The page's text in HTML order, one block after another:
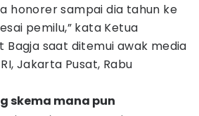
honorer sampai dia tahun ke
pemilu,” kata Ketua
Bagja saat ditemui awak media
Jakarta Pusat, Rabu
skema mana pun